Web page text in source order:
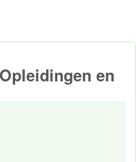
en